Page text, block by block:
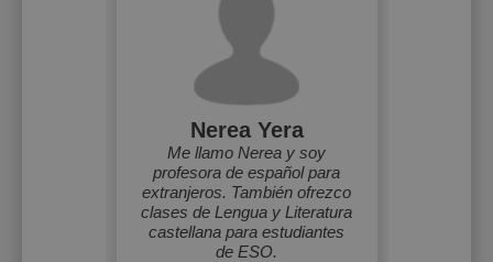
Nerea Yera
Me llamo Nerea y soy
profesora de español para
extranjeros. También ofrezco
clases de Lengua y Literatura
castellana para estudiantes
de ESO.